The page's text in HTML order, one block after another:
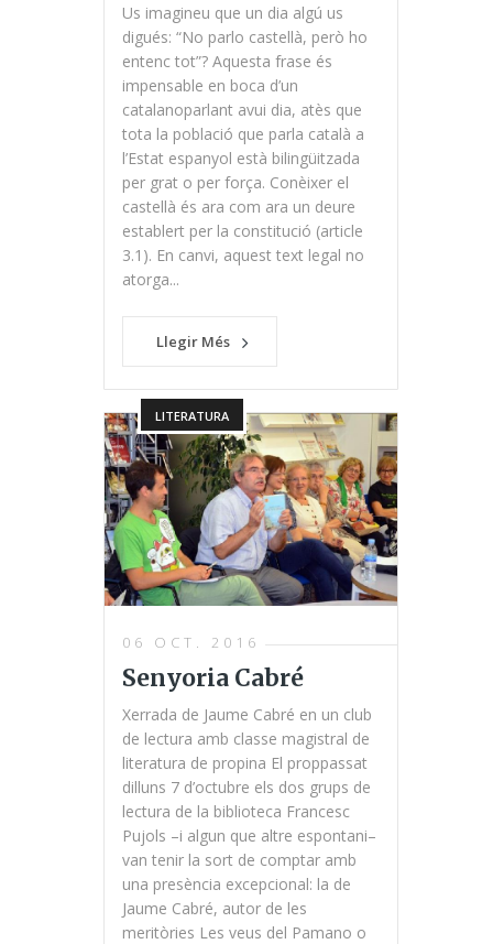
Us imagineu que un dia algú us
digués: “No parlo castellà, però ho
entenc tot”? Aquesta frase és
impensable en boca d’un
catalanoparlant avui dia, atès que
tota la població que parla català a
l’Estat espanyol està bilingüitzada
per grat o per força. Conèixer el
castellà és ara com ara un deure
establert per la constitució (article
3.1). En canvi, aquest text legal no
atorga...
Llegir Més
LITERATURA
06 OCT. 2016
Senyoria Cabré
Xerrada de Jaume Cabré en un club
de lectura amb classe magistral de
literatura de propina El proppassat
dilluns 7 d’octubre els dos grups de
lectura de la biblioteca Francesc
Pujols –i algun que altre espontani–
van tenir la sort de comptar amb
una presència excepcional: la de
Jaume Cabré, autor de les
meritòries Les veus del Pamano o